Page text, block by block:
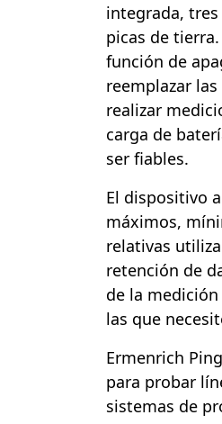
integrada,
picas de
función de
reemplazar
realizar
carga de
ser fiables.
El dispositivo
máximos,
relativas
retención de
de la
las que
Ermenrich
para probar
sistemas de